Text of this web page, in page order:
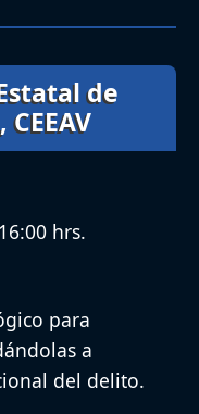
de
hrs.
para
a
del delito.